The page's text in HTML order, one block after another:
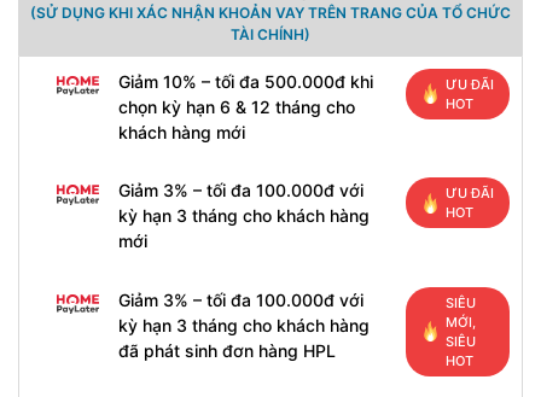
(SỬ DỤNG KHI XÁC NHẬN KHOẢN VAY TRÊN TRANG CỦA TỔ CHỨC
TÀI CHÍNH)
Giảm 10% – tối đa 500.000đ khi
chọn kỳ hạn 6 & 12 tháng cho
khách hàng mới
ƯU ĐÃI
HOT
Giảm 3% – tối đa 100.000đ với
kỳ hạn 3 tháng cho khách hàng
mới
ƯU ĐÃI
HOT
Giảm 3% – tối đa 100.000đ với
kỳ hạn 3 tháng cho khách hàng
đã phát sinh đơn hàng HPL
SIÊU
MỚI,
SIÊU
HOT